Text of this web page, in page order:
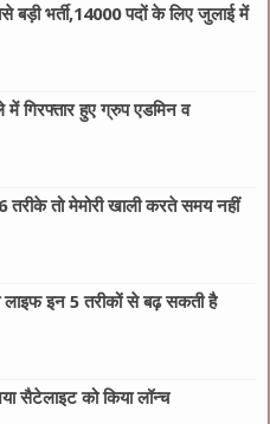
बड़ी भर्ती,14000 पदों के लिए जुलाई में
में गिरफ्तार हुए ग्रुप एडमिन व
तो मेमोरी खाली करते समय नहीं
लाइफ इन 5 तरीकों से बढ़ सकती है
सैटेलाइट को किया लॉन्च